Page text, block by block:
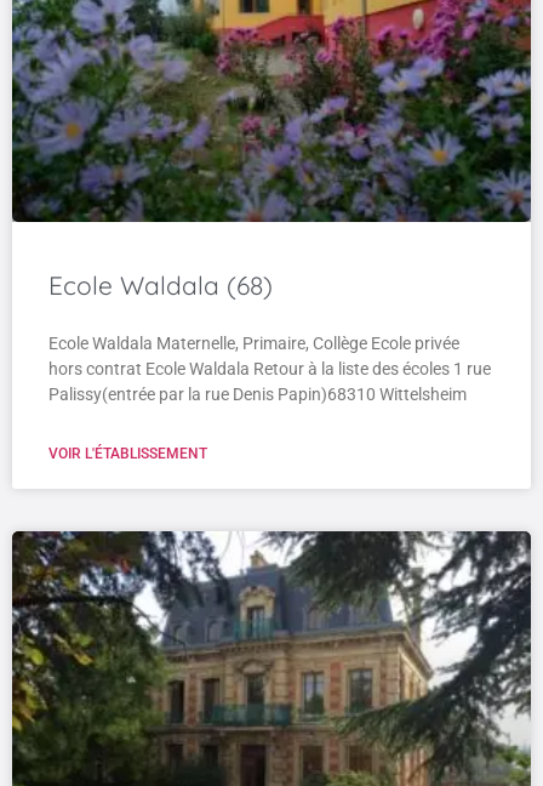
Ecole Waldala (68)
Ecole Waldala Maternelle, Primaire, Collège Ecole privée
hors contrat Ecole Waldala Retour à la liste des écoles 1 rue
Palissy(entrée par la rue Denis Papin)68310 Wittelsheim
VOIR L'ÉTABLISSEMENT